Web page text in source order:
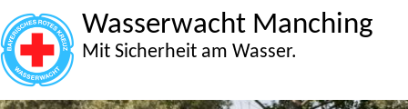
Wasserwacht Manching
Mit Sicherheit am Wasser.